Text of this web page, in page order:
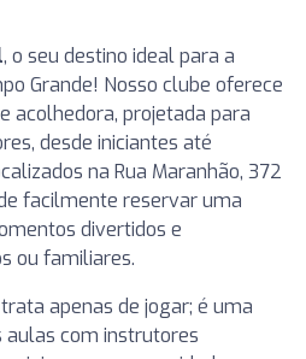
, o seu destino ideal para a
Grande! Nosso clube oferece
acolhedora, projetada para
desde iniciantes até
na Rua Maranhão, 372
facilmente reservar uma
divertidos e
ou familiares.
apenas de jogar; é uma
aulas com instrutores